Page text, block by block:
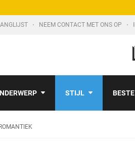
NEEM CONTACT MET ONS OP
STIJL BESTE
ROMANTIEK